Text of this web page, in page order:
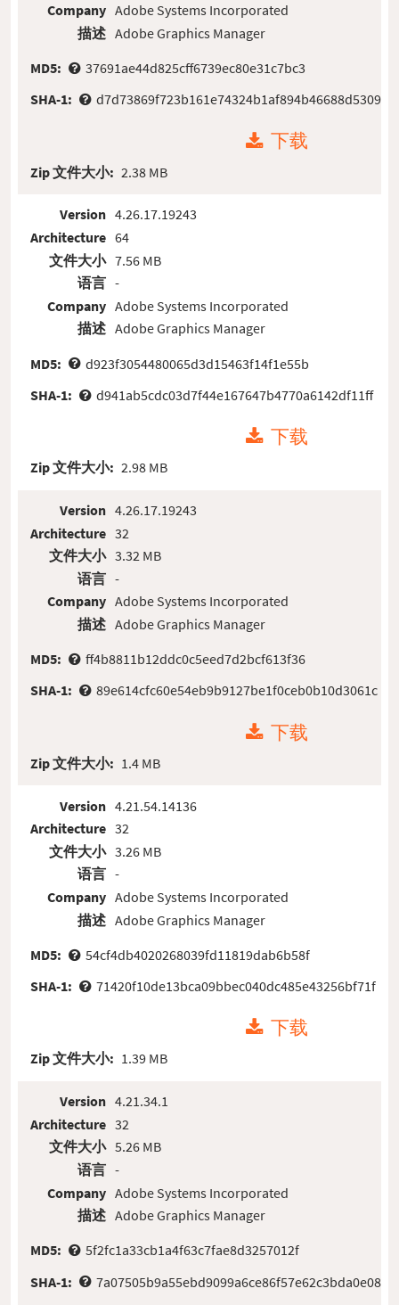
Company
描述
Adobe Systems Incorporated
Adobe Graphics Manager
MD5:
37691ae44d825cff6739ec80e31c7bc3
SHA-1:
d7d73869f723b161e74324b1af894b46688d5309
下载
Zip 文件大小: 2.38 MB
Version
Architecture
文件大小
语言
Company
描述
4.26.17.19243
64
7.56 MB
-
Adobe Systems Incorporated
Adobe Graphics Manager
MD5:
d923f3054480065d3d15463f14f1e55b
SHA-1:
d941ab5cdc03d7f44e167647b4770a6142df11ff
下载
Zip 文件大小: 2.98 MB
Version
Architecture
文件大小
语言
Company
描述
4.26.17.19243
32
3.32 MB
-
Adobe Systems Incorporated
Adobe Graphics Manager
MD5:
ff4b8811b12ddc0c5eed7d2bcf613f36
SHA-1:
89e614cfc60e54eb9b9127be1f0ceb0b10d3061c
下载
Zip 文件大小: 1.4 MB
Version
Architecture
文件大小
语言
Company
描述
4.21.54.14136
32
3.26 MB
-
Adobe Systems Incorporated
Adobe Graphics Manager
MD5:
54cf4db4020268039fd11819dab6b58f
SHA-1:
71420f10de13bca09bbec040dc485e43256bf71f
下载
Zip 文件大小: 1.39 MB
Version
Architecture
文件大小
语言
Company
描述
4.21.34.1
32
5.26 MB
-
Adobe Systems Incorporated
Adobe Graphics Manager
MD5:
5f2fc1a33cb1a4f63c7fae8d3257012f
SHA-1:
7a07505b9a55ebd9099a6ce86f57e62c3bda0e08